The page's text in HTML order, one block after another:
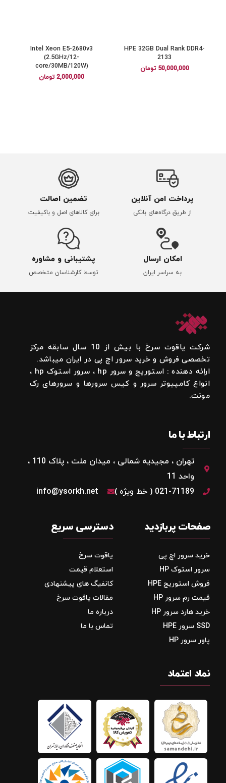
HPE 32GB Dual Rank DDR4-
2133
50,000,000 تومان
Intel Xeon E5-2680v3
(2.5GHz/12-
core/30MB/120W)
2,000,000 تومان
پرداخت امن آنلاین
از طریق درگاه‌های بانکی
تضمین اصالت
برای کالاهای اصل و باکیفیت
امکان ارسال
به سراسر ایران
پشتیبانی و مشاوره
توسط کارشناسان متخصص
شرکت یاقوت سرخ با بیش از 10 سال سابقه مرکز
تخصصی فروش و خرید سرور اچ پی در ایران میباشد.
ارائه دهنده : استوریج و سرور hp ، سرور استوک hp ،
انواع کامپیوتر سرور و کیس سرورها و سرورهای رک
مونت.
ارتباط با ما
تهران ، مجیدیه شمالی ، میدان ملت ، پلاک 110 ،
واحد 11
021-71189 ( خط ویژه )
info@ysorkh.net
صفحات پربازدید
خرید سرور اچ پی
سرور استوک HP
فروش استوریج‌ HPE
قیمت رم سرور HP
خرید هارد سرور HP
SSD سرور HPE
پاور سرور HP
دسترسی سریع
یاقوت سرخ
استعلام قیمت
کانفیگ های پیشنهادی
مقالات یاقوت سرخ
درباره ما
تماس با ما
نماد اعتماد